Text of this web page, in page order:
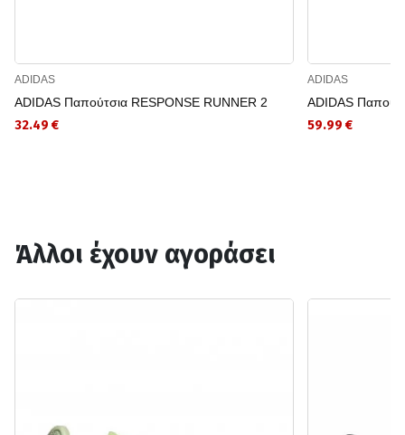
ADIDAS
ADIDAS Παπούτσια RESPONSE RUNNER 2
32.49 €
ADIDAS
ADIDAS
59.99 €
Άλλοι έχουν αγοράσει